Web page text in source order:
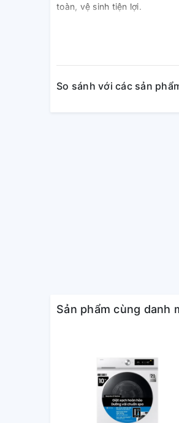
toàn, vệ sinh tiện lợi.
*Hình ảnh chỉ mang tính chất
thành viên hơn nhưng
6 chương trình giặt được
trình phù hợp với nhu cầu
và vắt. Chương trình giặt
So sánh với các sản
Sản phẩm cùng danh